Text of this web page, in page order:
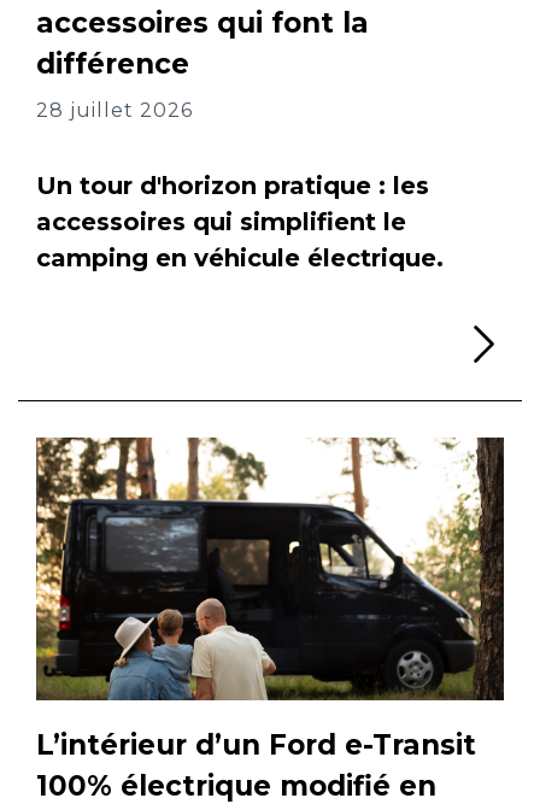
accessoires qui font la
différence
28 juillet 2026
Un tour d'horizon pratique : les
accessoires qui simplifient le
camping en véhicule électrique.
L’intérieur d’un Ford e-Transit
100% électrique modifié en